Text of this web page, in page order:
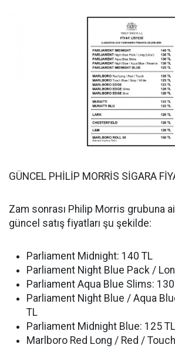
GÜNCEL PHİLİP MORRİS SİGARA
Zam sonrası Philip Morris grubuna
güncel satış fiyatları şu şekilde:
Parliament Midnight: 140 TL
Parliament Night Blue Pack /
Parliament Aqua Blue Slims:
Parliament Night Blue / Aqua
TL
Parliament Midnight Blue: 125 TL
Marlboro Red Long / Red /